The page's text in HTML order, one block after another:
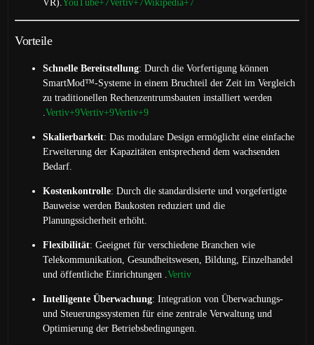
VR).YouTube+7Vertiv+7Wikipedia+7
Vorteile
Schnelle Bereitstellung:Durch die Vorfertigung können
SmartMod™-Systeme in einem Bruchteil der Zeit im Vergleich
zu traditionellen Rechenzentrumsbauten installiert werden
.Vertiv+9Vertiv+9Vertiv+9
Skalierbarkeit:Das modulare Design ermöglicht eine einfache
Erweiterung der Kapazitäten entsprechend dem wachsenden
Bedarf.
Kostenkontrolle:Durch die standardisierte und vorgefertigte
Bauweise werden Baukosten reduziert und die
Planungssicherheit erhöht.
Flexibilität:Geeignet für verschiedene Branchen wie
Telekommunikation, Gesundheitswesen, Bildung, Einzelhandel
und öffentliche Einrichtungen .Vertiv
Intelligente Überwachung:Integration von Überwachungs-
und Steuerungssystemen für eine zentrale Verwaltung und
Optimierung der Betriebsbedingungen.